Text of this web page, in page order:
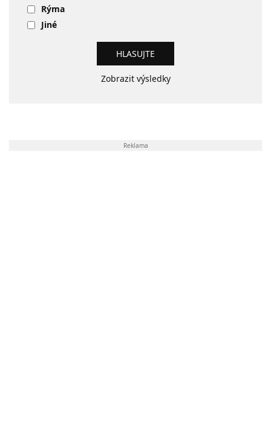
Rýma
Jiné
Zobrazit výsledky
Reklama